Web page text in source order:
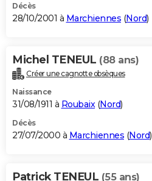
Décès
28/10/2001 à Marchiennes (Nord)
Michel TENEUL (88 ans)
Créer une cagnotte obsèques
Naissance
31/08/1911 à Roubaix(Nord)
Décès
27/07/2000 à Marchiennes (Nord)
Patrick TENEUL (55 ans)